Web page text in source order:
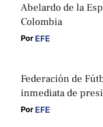
Abelardo de la
Colombia
Por EFE
Federación de
inmediata de
Por EFE